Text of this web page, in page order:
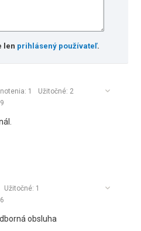
len prihlásený používateľ.
1 Užitočné: 2
Užitočné: 1
obsluha